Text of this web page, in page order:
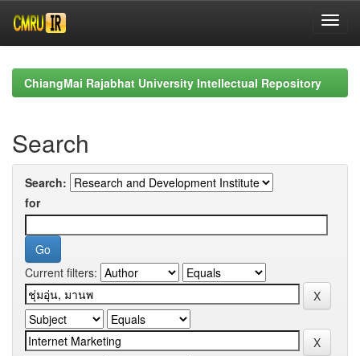
navigationChiangMai Rajabhat University Intellectual Repository
Search
Search:
for
Current filters: